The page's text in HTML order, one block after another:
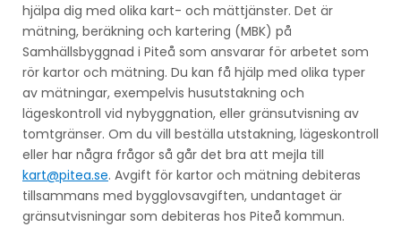
hjälpa dig med olika kart- och mättjänster. Det är
mätning, beräkning och kartering (MBK) på
Samhällsbyggnad i Piteå som ansvarar för arbetet som
rör kartor och mätning. Du kan få hjälp med olika typer
av mätningar, exempelvis husutstakning och
lägeskontroll vid nybyggnation, eller gränsutvisning av
tomtgränser. Om du vill beställa utstakning, lägeskontroll
eller har några frågor så går det bra att mejla till
kart@pitea.se. Avgift för kartor och mätning debiteras
tillsammans med bygglovsavgiften, undantaget är
gränsutvisningar som debiteras hos Piteå kommun.